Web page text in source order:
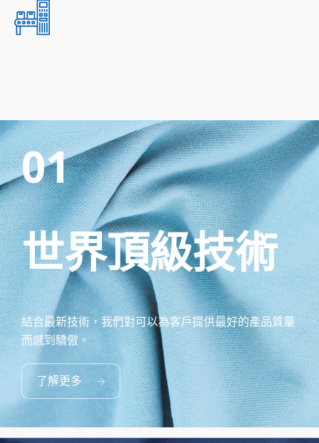
01
世界頂級技術
結合最新技術，我們對可以為客戶提供最好的產品質量
而感到驕傲。
了解更多